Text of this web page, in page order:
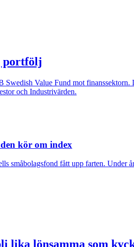
portfölj
Swedish Value Fund mot
och Industrivärden.
kör om index
småbolagsfond fått upp farten. Under
lika lönsamma som